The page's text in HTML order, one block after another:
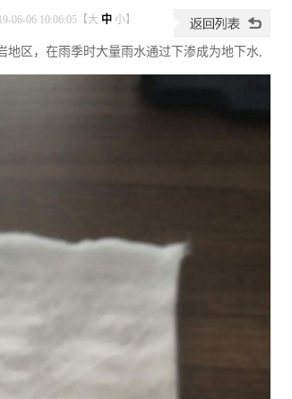
06-06 10:06:05【大 中 小】
区，在雨季时大量雨水通过下渗成为地下水,